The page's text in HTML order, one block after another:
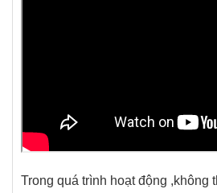
Trong quá trình hoạt động ,không